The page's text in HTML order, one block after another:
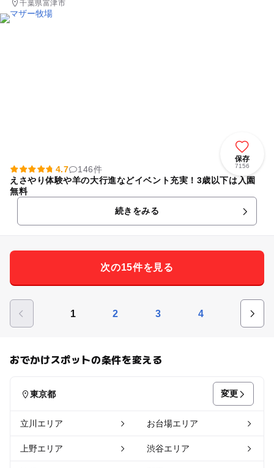
千葉県富津市
保存
7156
4.7
146件
えさやり体験や羊の大行進などイベント充実！3歳以下は入園
無料
続きをみる
次の15件を見る
1 2 3 4
おでかけスポットの条件を変える
東京都 変更
立川エリア お台場エリア
上野エリア 渋谷エリア